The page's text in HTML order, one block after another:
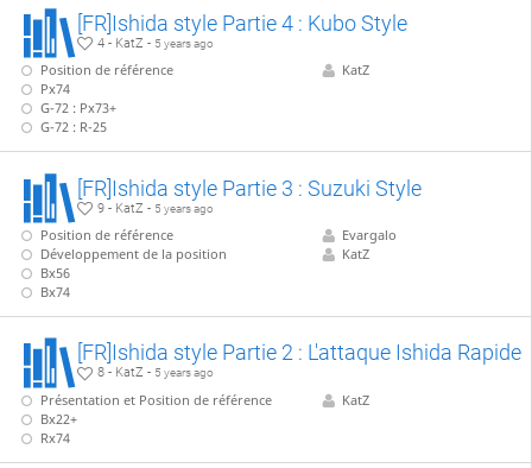
[FR]Ishida style Partie 4 : Kubo Style
4 - KatZ - 5 years ago
Position de référence
Px74
G-72 : Px73+
G-72 : R-25
KatZ
[FR]Ishida style Partie 3 : Suzuki Style
9 - KatZ - 5 years ago
Position de référence
Développement de la position
Bx56
Bx74
Evargalo
KatZ
[FR]Ishida style Partie 2 : L'attaque Ishida Rapide
8 - KatZ - 5 years ago
Présentation et Position de référence
Bx22+
Rx74
KatZ